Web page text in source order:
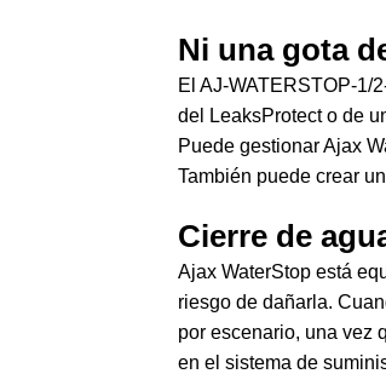
Ni una gota
El AJ-WATERSTOP-1/
del LeaksProtect o de
Puede gestionar Ajax
También puede crear
Cierre de
Ajax WaterStop está
riesgo de dañarla.
por escenario, una vez
en el sistema de